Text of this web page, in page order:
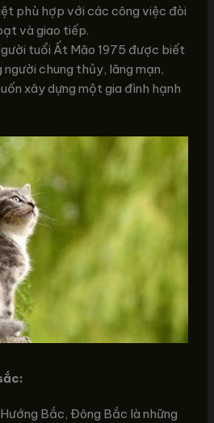
phù hợp với các công việc đòi
và giao tiếp.
tuổi Ất Mão 1975 được biết
người chung thủy, lãng mạn,
xây dựng một gia đình hạnh
Hướng Bắc, Đông Bắc là những